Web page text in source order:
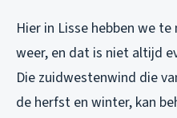
Hier in Lisse hebben we
weer, en dat is niet altijd
Die zuidwestenwind die
de herfst en winter, kan